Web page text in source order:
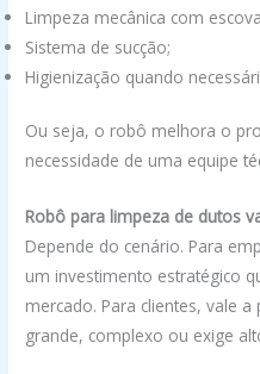
Limpeza mecânica com
Sistema de sucção;
Higienização quando
Ou seja, o robô melhora o
necessidade de uma equipe
Robô para limpeza de dutos
Depende do cenário. Para
um investimento estratégico
mercado. Para clientes, vale
grande, complexo ou exige